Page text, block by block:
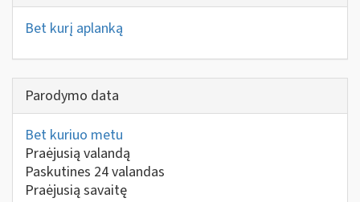
Bet kurį aplanką
Parodymo data
Bet kuriuo metu
Praėjusią valandą
Paskutines 24 valandas
Praėjusią savaitę